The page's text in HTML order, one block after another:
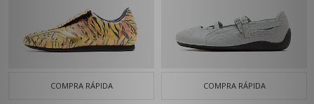
COMPRA RÁPIDA COMPRA RÁPIDA